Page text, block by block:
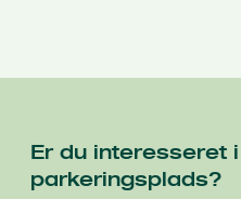
Er du interesseret
parkeringsplads?